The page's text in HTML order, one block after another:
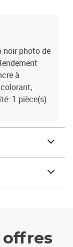
noir photo de
à
1 pièce(s)
offres